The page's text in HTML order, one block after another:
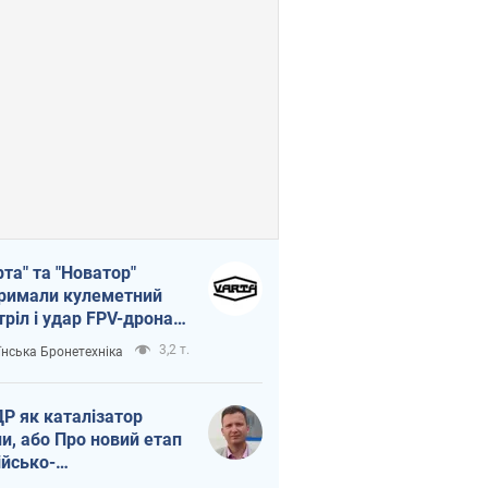
та "Новатор"
кулеметний
і удар FPV-дрона,
життя
ЗСУ
Бронетехніка 3,2 т.
як каталізатор
або Про новий етап